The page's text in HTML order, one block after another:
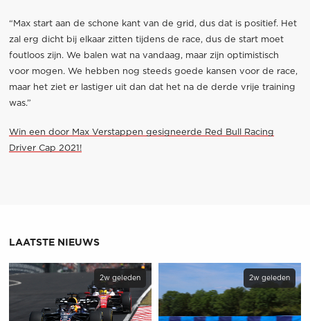
“Max start aan de schone kant van de grid, dus dat is positief. Het
zal erg dicht bij elkaar zitten tijdens de race, dus de start moet
foutloos zijn. We balen wat na vandaag, maar zijn optimistisch
voor mogen. We hebben nog steeds goede kansen voor de race,
maar het ziet er lastiger uit dan dat het na de derde vrije training
was.”
Win een door Max Verstappen gesigneerde Red Bull Racing
Driver Cap 2021!
LAATSTE NIEUWS
2w geleden 2w geleden